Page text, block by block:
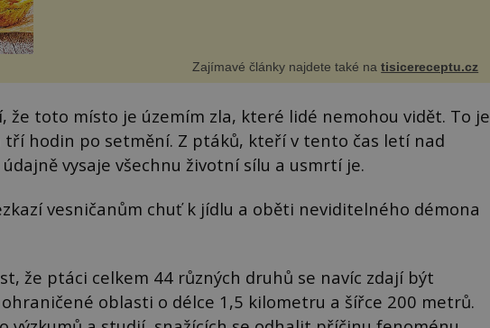
Zajímavé články najdete také natisicereceptu.cz
že toto místo je územím zla, které lidé nemohou vidět. To je
tří hodin po setmění. Z ptáků, kteří v tento čas letí nad
vysaje všechnu životní sílu a usmrtí je.
vesničanům chuť k jídlu a oběti neviditelného démona
že ptáci celkem 44 různých druhů se navíc zdají být
oblasti o délce 1,5 kilometru a šířce 200 metrů.